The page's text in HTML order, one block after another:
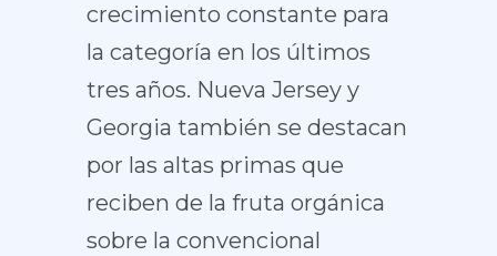
crecimiento constante para
la categoría en los últimos
tres años. Nueva Jersey y
Georgia también se destacan
por las altas primas que
reciben de la fruta orgánica
sobre la convencional